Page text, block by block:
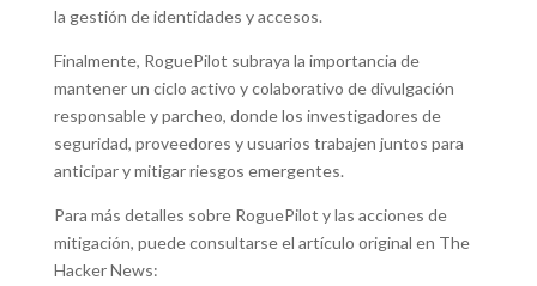
la gestión de identidades y accesos.
Finalmente, RoguePilot subraya la importancia de
mantener un ciclo activo y colaborativo de divulgación
responsable y parcheo, donde los investigadores de
seguridad, proveedores y usuarios trabajen juntos para
anticipar y mitigar riesgos emergentes.
Para más detalles sobre RoguePilot y las acciones de
mitigación, puede consultarse el artículo original en The
Hacker News: